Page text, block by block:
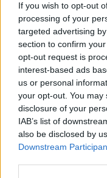
If you wish to opt-out
processing of your
targeted advertising
section to confirm
opt-out request is
interest-based ads
us or personal
your opt-out. You
disclosure of your
IAB’s list of
also be disclosed by
Downstream